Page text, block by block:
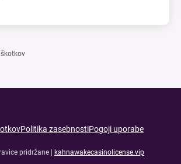
Politika zasebnostiPogoji uporabe
pridržane | kahnawakecasinolicense.vip